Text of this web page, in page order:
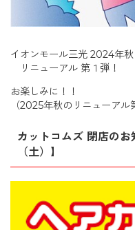
イオンモール三光 2024年秋
リニューアル 第１弾！
お楽しみに！！
（2025年秋のリニューアル
カットコムズ 閉店の
（土）】